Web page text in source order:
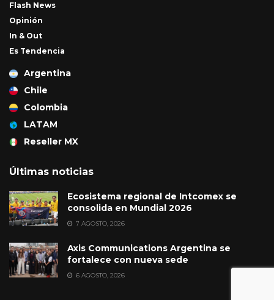
Flash News
Opinión
In & Out
Es Tendencia
Argentina
Chile
Colombia
LATAM
Reseller MX
Últimas noticias
Ecosistema regional de Intcomex se
consolida en Mundial 2026
7 AGOSTO, 2026
Axis Communications Argentina se
fortalece con nueva sede
6 AGOSTO, 2026